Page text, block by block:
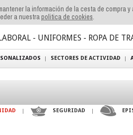
la información de la cesta de compra
a nuestrapolitica de cookies.
- UNIFORMES - ROPA DE
SECTORES DE ACTIVIDAD
SEGURIDAD